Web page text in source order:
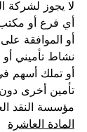
لا يجوز لشركة
أي فرع أو
أو الموافقة
نشاط تأميني
أو تملك أسهم
تأمين أخرى
مؤسسة النقد
المادة العاشرة